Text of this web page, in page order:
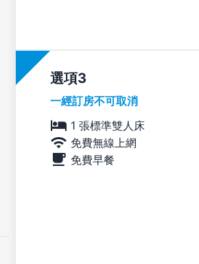
選項
一經訂房不可取消
1 張標準雙人床
免費無線上網
免費早餐